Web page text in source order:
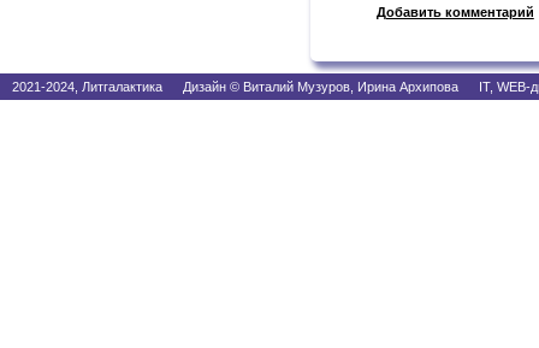
Добавить комментарий
2021-2024, Литгалактика Дизайн © Виталий Музуров, Ирина Архипова IT, WEB-